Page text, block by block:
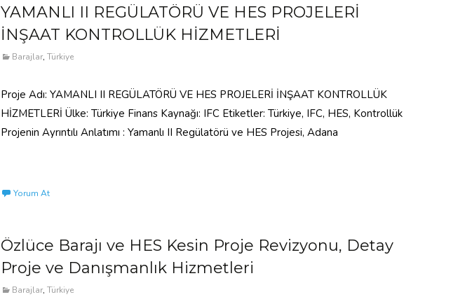
YAMANLI II REGÜLATÖRÜ VE HES PROJELERİ
İNŞAAT KONTROLLÜK HİZMETLERİ
Barajlar, Türkiye
Proje Adı: YAMANLI II REGÜLATÖRÜ VE HES PROJELERİ İNŞAAT KONTROLLÜK
HİZMETLERİ Ülke: Türkiye Finans Kaynağı: IFC Etiketler: Türkiye, IFC, HES, Kontrollük
Projenin Ayrıntılı Anlatımı : Yamanlı II Regülatörü ve HES Projesi, Adana
Yorum At
Özlüce Barajı ve HES Kesin Proje Revizyonu, Detay
Proje ve Danışmanlık Hizmetleri
Barajlar, Türkiye